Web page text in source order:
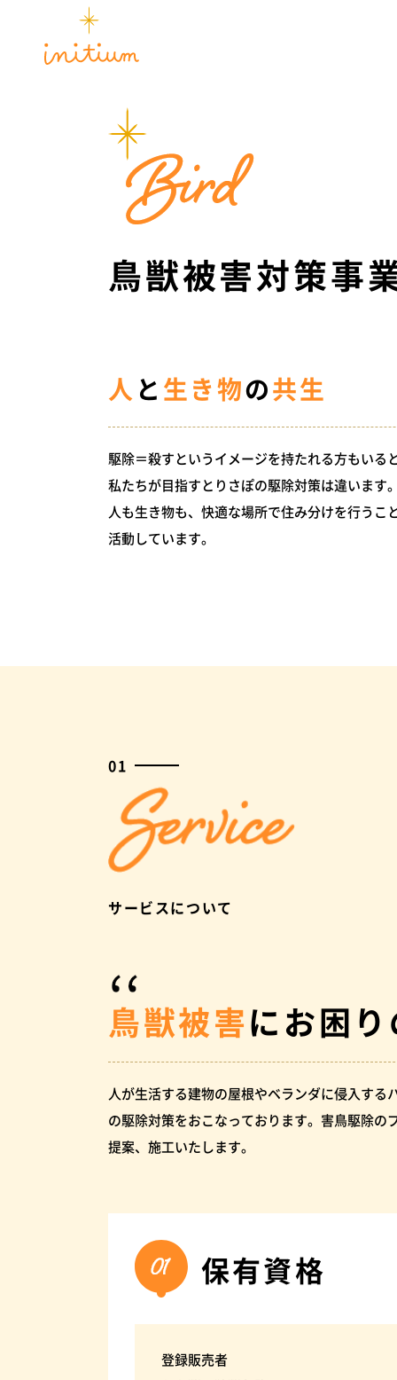
鳥獣被害対策事
人 と 生き物の共生
駆除＝殺すというイメージを持たれる方もいる
私たちが目指すとりさぽの駆除対策は違います
人も生き物も、快適な場所で住み分けを行うこ
活動しています。
01
サービスについて
鳥獣被害にお困
人が生活する建物の屋根やベランダに侵入する
の駆除対策をおこなっております。害鳥駆除の
提案、施工いたします。
保有資格
登録販売者